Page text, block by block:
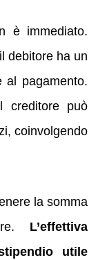
è immediato.
debitore ha un
al pagamento.
creditore può
coinvolgendo
la somma
L’effettiva
utile